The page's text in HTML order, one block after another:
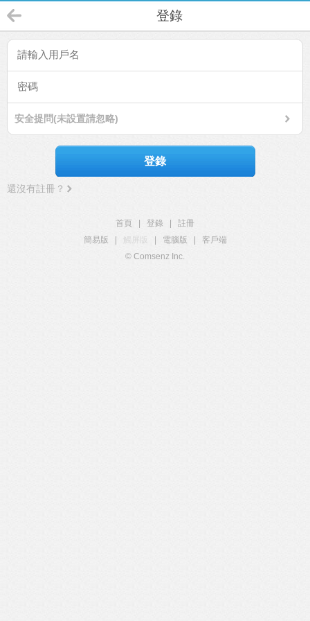
登錄
安全提問(未設置請忽略)
登錄
還沒有註冊？
首頁 登錄
註冊
簡易版
觸屏版 電腦版
客戶端
© Comsenz Inc.